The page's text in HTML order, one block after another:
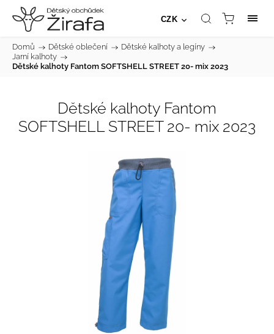
CZK
Domů / Dětské oblečení / Dětské kalhoty a legíny /
Jarní kalhoty /
Dětské kalhoty Fantom SOFTSHELL STREET 20- mix 2023
Dětské kalhoty Fantom
SOFTSHELL STREET 20- mix 2023